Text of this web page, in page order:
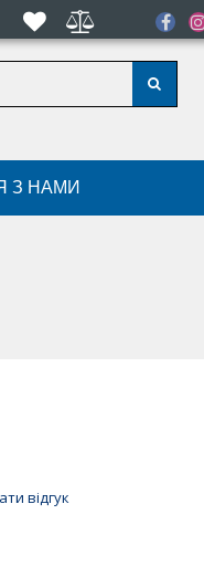
З НАМИ
відгук